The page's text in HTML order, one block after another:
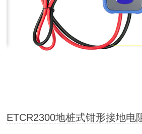
ETCR2300地桩式钳形接地电